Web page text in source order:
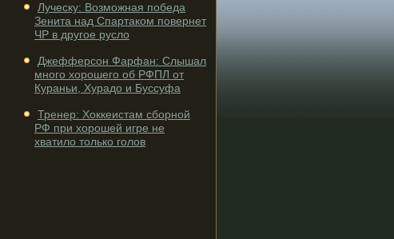
Луческу: Возможная победа
Зенита над Спартаком повернет
ЧР в другое русло
Джефферсон Фарфан: Слышал
много хорошего об РФПЛ от
Кураньи, Хурадо и Буссуфа
Тренер: Хоккеистам сборной
РФ при хорошей игре не
хватило только голов